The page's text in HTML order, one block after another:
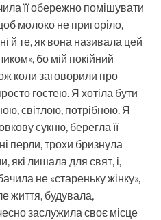
її обережно помішувати
молоко не пригоріло,
й те, як вона називала цей
бо мій покійний
коли заговорили про
гостею. Я хотіла бути
світлою, потрібною. Я
сукню, берегла її
перли, трохи бризнула
лишала для свят, і,
не «стареньку жінку»,
життя, будувала,
заслужила своє місце